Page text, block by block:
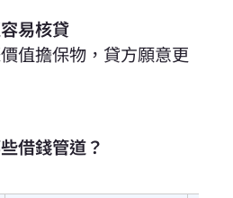
易核貸
值擔保物，貸方願意更
借錢管道？